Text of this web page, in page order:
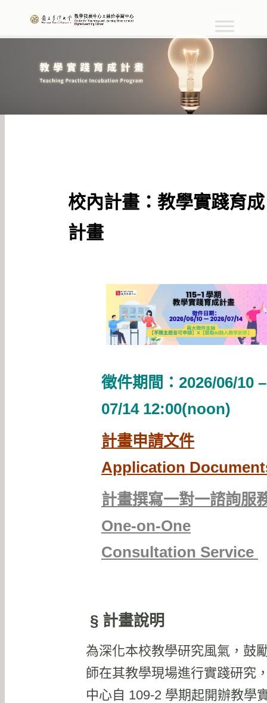
校內計畫：教學實踐育成
計畫
徵件期間：2026/06/10 –
07/14 12:00(noon)
計畫申請文件
Application
計畫撰寫一對一諮詢服
One-on-One
Consultation Service
§ 計畫說明
為深化本校教學研究風氣，鼓
師在其教學現場進行實踐研究
中心自 109-2 學期起開辦教學